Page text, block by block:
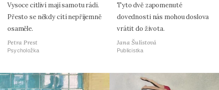
Vysoce citliví mají samotu rádi.
Přesto se někdy cítí nepříjemně
osaměle.
Petra Prest
Psycholožka
Tyto dvě zapomenuté
dovednosti nás mohou doslova
vrátit do života.
Jana Šulistová
Publicistka